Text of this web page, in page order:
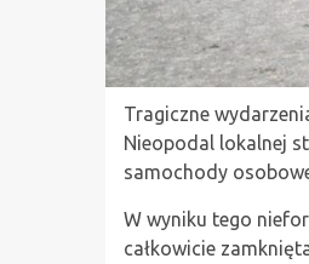
Tragiczne
Nieopodal lokalnej
samochody
W wyniku tego
całkowicie